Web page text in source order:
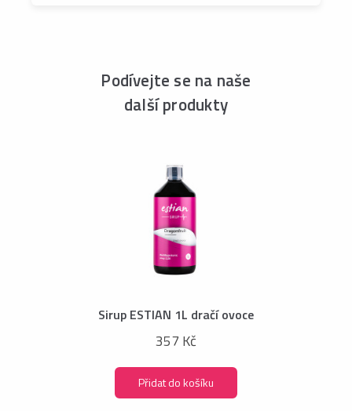
Podívejte se na naše
další produkty
Sirup ESTIAN 1L dračí ovoce
357 Kč
Přidat do košíku